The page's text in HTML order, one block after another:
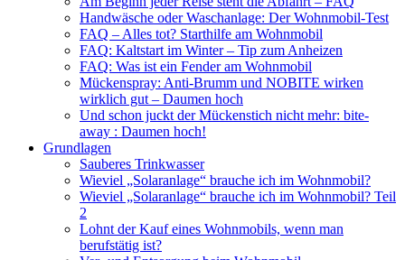
Handwäsche oder Waschanlage: Der Wohnmobil-Test
FAQ – Alles tot? Starthilfe am Wohnmobil
FAQ: Kaltstart im Winter – Tip zum Anheizen
FAQ: Was ist ein Fender am Wohnmobil
Mückenspray: Anti-Brumm und NOBITE wirken
wirklich gut – Daumen hoch
Und schon juckt der Mückenstich nicht mehr: bite-
away : Daumen hoch!
Grundlagen
Sauberes Trinkwasser
Wieviel „Solaranlage“ brauche ich im Wohnmobil?
Wieviel „Solaranlage“ brauche ich im Wohnmobil? Teil
2
Lohnt der Kauf eines Wohnmobils, wenn man
berufstätig ist?